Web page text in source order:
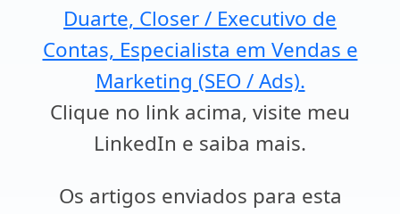
Duarte, Closer / Executivo de
Contas, Especialista em Vendas e
Marketing (SEO / Ads).
Clique no link acima, visite meu
LinkedIn e saiba mais.
Os artigos enviados para esta